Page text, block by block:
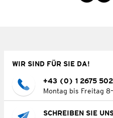
WIR SIND FÜR SIE DA!
+43 (0) 1 2675 502
Montag bis Freitag
SCHREIBEN SIE